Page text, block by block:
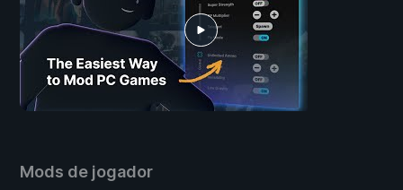
Mods de jogador